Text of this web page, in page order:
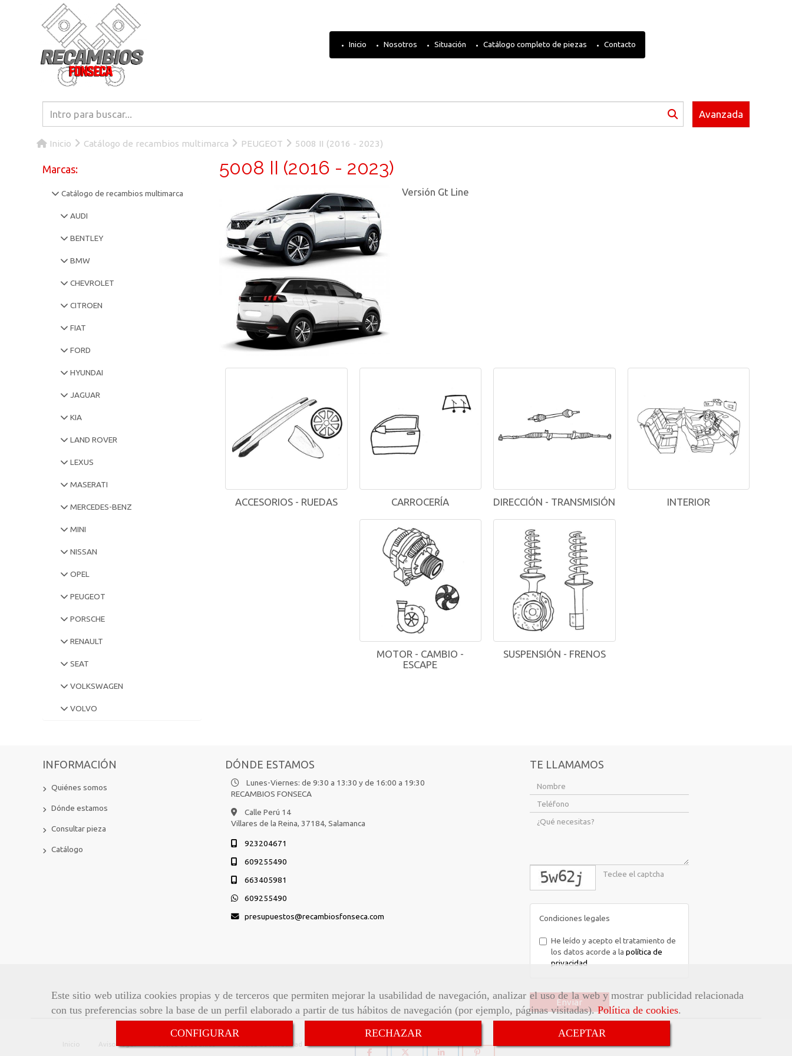
Este sitio web utiliza cookies propias y de terceros que permiten mejorar la usabilidad de navegación, analizar el uso de la web y mostrar publicidad relacionada
con tus preferencias sobre la base de un perfil elaborado a partir de tus hábitos de navegación (por ejemplo, páginas visitadas).Política de cookies.
CONFIGURAR
RECHAZAR ACEPTAR
Inicio Nosotros Situación Catálogo completo de piezas Contacto
Avanzada
Inicio Catálogo de recambios multimarca PEUGEOT 5008 II (2016 - 2023)
Marcas:
Catálogo de recambios multimarca
AUDI
BENTLEY
BMW
CHEVROLET
CITROEN
FIAT
FORD
HYUNDAI
JAGUAR
KIA
LAND ROVER
LEXUS
MASERATI
MERCEDES-BENZ
MINI
NISSAN
OPEL
PEUGEOT
PORSCHE
RENAULT
SEAT
VOLKSWAGEN
VOLVO
5008 II (2016 - 2023)
Versión Gt Line
ACCESORIOS - RUEDAS CARROCERÍA DIRECCIÓN - TRANSMISIÓN INTERIOR
MOTOR - CAMBIO -
ESCAPE
SUSPENSIÓN - FRENOS
INFORMACIÓN
Quiénes somos
Dónde estamos
Consultar pieza
Catálogo
DÓNDE ESTAMOS
Lunes-Viernes: de 9:30 a 13:30 y de 16:00 a 19:30
RECAMBIOS FONSECA
Calle Perú 14
Villares de la Reina, 37184, Salamanca
923204671
609255490
663405981
609255490
presupuestos
recambiosfonseca.com
TE LLAMAMOS
captcha
Condiciones legales
He leído y acepto el tratamiento de
los datos acorde a la política de
privacidad
Enviar
Inicio Aviso Legal Política de cookies Política de Privacidad
Síguenos: